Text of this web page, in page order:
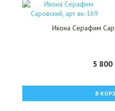
Икона Серафим
5 800
В